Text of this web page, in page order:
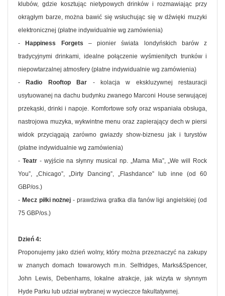
klubów, gdzie kosztując nietypowych drinków i rozmawiając przy
okrągłym barze, można bawić się wsłuchując się w dźwięki muzyki
elektronicznej (płatne indywidualnie wg zamówienia)
-
Happiness Forgets – pionier świata londyńskich barów z
tradycyjnymi drinkami, idealne połączenie wyśmienitych trunków i
niepowtarzalnej atmosfery (płatne indywidualnie wg zamówienia)
-
Radio Rooftop Bar - kolacja w ekskluzywnej restauracji
usytuowanej na dachu budynku zwanego Marconi House serwującej
przekąski, drinki i napoje. Komfortowe sofy oraz wspaniała obsługa,
nastrojowa muzyka, wykwintne menu oraz zapierający dech w piersi
widok przyciągają zarówno gwiazdy show-biznesu jak i turystów
(płatne indywidualnie wg zamówienia)
- Teatr - wyjście na słynny musical np. „Mama Mia”, „We will Rock
You”, „Chicago”, „Dirty Dancing”, „Flashdance” lub inne (od 60
GBP/os.)
- Mecz piłki nożnej - prawdziwa gratka dla fanów ligi angielskiej (od
75 GBP/os.)
Dzień 4:
Proponujemy jako dzień wolny, który można przeznaczyć na zakupy
w znanych domach towarowych m.in. Selfridges, Marks&Spencer,
John Lewis, Debenhams, lokalne atrakcje, jak wizyta w słynnym
Hyde Parku lub udział wybranej w wycieczce fakultatywnej.